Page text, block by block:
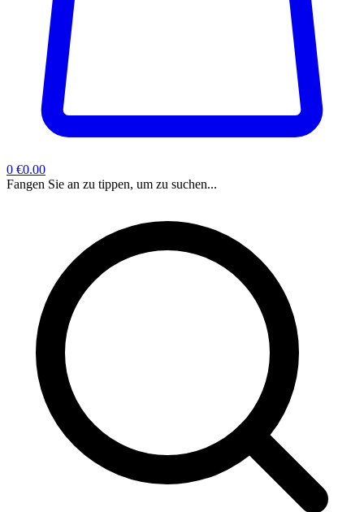
0 €0.00
Fangen Sie an zu tippen, um zu suchen...